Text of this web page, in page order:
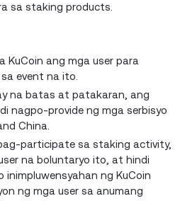
sa staking products.
KuCoin ang mga user para
event na ito.
na batas at patakaran, ang
nagpo-provide ng mga serbisyo
China.
participate sa staking activity,
na boluntaryo ito, at hindi
inimpluwensyahan ng KuCoin
ng mga user sa anumang